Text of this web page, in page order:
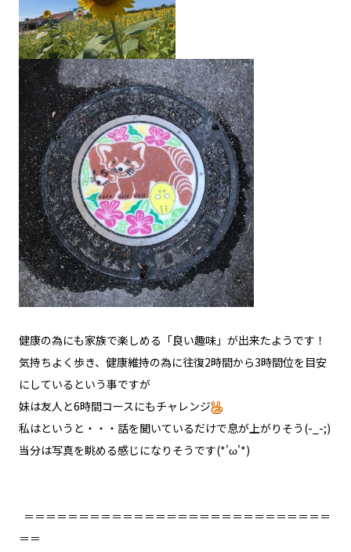
健康の為にも家族で楽しめる「良い趣味」が出来たようです！
気持ちよく歩き、健康維持の為に往復2時間から3時間位を目安
にしているという事ですが
妹は友人と6時間コースにもチャレンジ
私はというと・・・話を聞いているだけで息が上がりそう(-_-;)
当分は写真を眺める感じになりそうです(*'ω'*)
＝＝＝＝＝＝＝＝＝＝＝＝＝＝＝＝＝＝＝＝＝＝＝＝＝＝＝＝
＝＝